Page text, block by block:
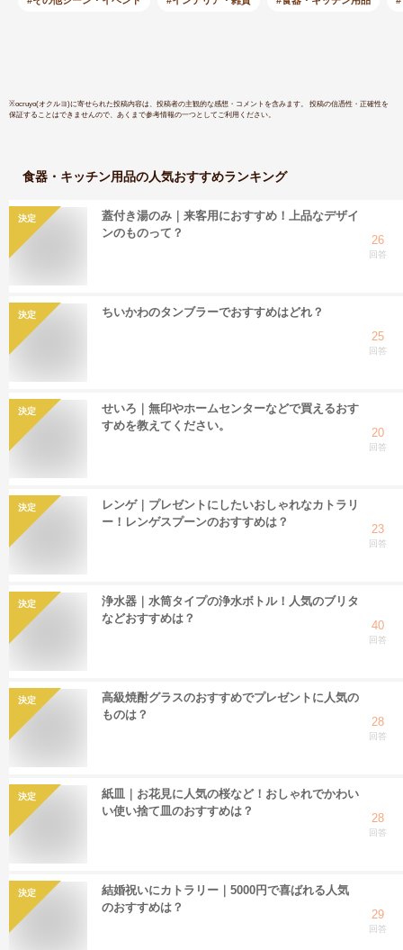
※ocruyo(オクルヨ)に寄せられた投稿内容は、投稿者の主観的な感想・コメントを含みます。 投稿の信憑性・正確性を
保証することはできませんので、あくまで参考情報の一つとしてご利用ください。
食器・キッチン用品の人気おすすめランキング
決定
蓋付き湯のみ｜来客用におすすめ！上品なデザイ
ンのものって？
26
回答
決定
ちいかわのタンブラーでおすすめはどれ？
25
回答
決定
せいろ｜無印やホームセンターなどで買えるおす
すめを教えてください。
20
回答
決定
レンゲ｜プレゼントにしたいおしゃれなカトラリ
ー！レンゲスプーンのおすすめは？
23
回答
決定
浄水器｜水筒タイプの浄水ボトル！人気のブリタ
などおすすめは？
40
回答
決定
高級焼酎グラスのおすすめでプレゼントに人気の
ものは？
28
回答
決定
紙皿｜お花見に人気の桜など！おしゃれでかわい
い使い捨て皿のおすすめは？
28
回答
決定
結婚祝いにカトラリー｜5000円で喜ばれる人気
のおすすめは？
29
回答